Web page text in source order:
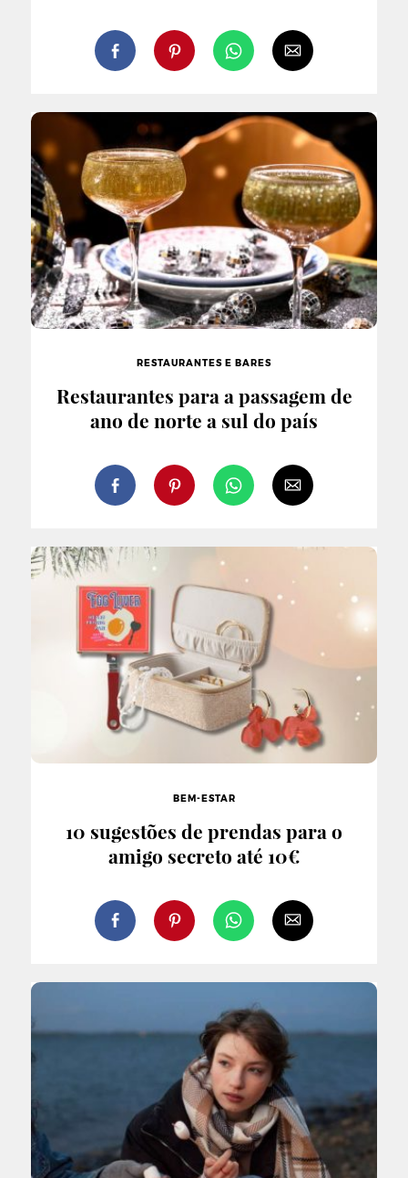
RESTAURANTES E BARES
Restaurantes para a passagem de
ano de norte a sul do país
BEM-ESTAR
10 sugestões de prendas para o
amigo secreto até 10€